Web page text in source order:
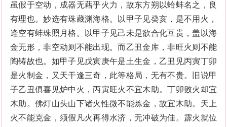
虽假于空动，成器无藉乎火力，故东方朔以蛤蚌名之，良
有理也。妙选有珠藏渊海格。以甲子见癸亥，是不用火，
逢空有蚌珠照月格。以甲子见己未是欲合化互贵，盖以海
金无形，非空动则不能出现。而乙丑金库，非旺火则不能
陶铸故也。如甲子见戊寅庚午是土生金，乙丑见丙寅丁卯
是火制金，又天干逢三奇，此等格局，无有不贵。旧说甲
子乙丑俱喜见炉中火，丙寅旺火不宜木助。丁卯败火却宜
木助。佛灯山头山下诸火性微不能炼金，故宜木助。天上
火不能克金，须假凡火再得水济，无冲破为佳。霹火就位